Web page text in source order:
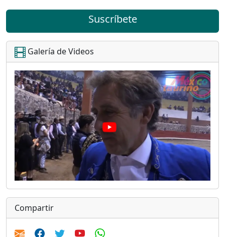
Suscríbete
Galería de Videos
Compartir